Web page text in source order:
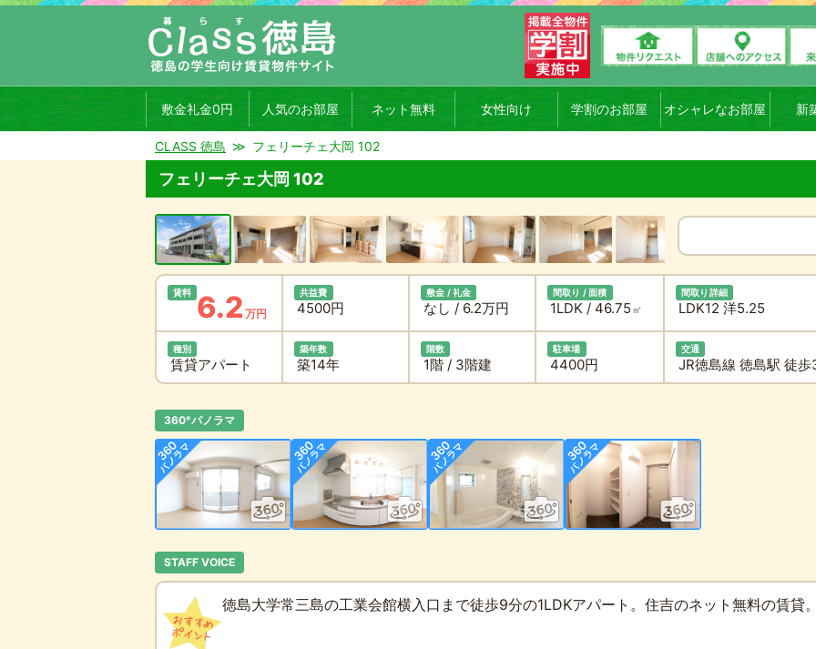
敷金礼金0円 人気のお部屋 ネット無料 女性向け 学割のお部屋 オシャレなお部屋 新
CLASS 徳島 フェリーチェ大岡 102
フェリーチェ大岡 102
賃料 6.2 万円
共益費
4500円
敷金 / 礼金
なし / 6.2万円
間取り / 面積
1LDK / 46.75 ㎡
間取り詳細
LDK12 洋5.25
種別
賃貸アパート
築年数
築14年
階数
1階 / 3階建
駐車場
4400円
交通
JR徳島線 徳島駅 徒
360°パノラマ
STAFF VOICE
徳島大学常三島の工業会館横入口まで徒歩9分の1LDKアパート。住吉のネット無料の賃貸